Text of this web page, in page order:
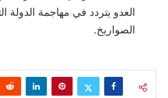
العدو يتردد في مهاجمة الدولة
الصواريخ.